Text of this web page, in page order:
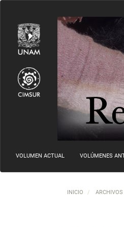
Contenido principal
Barra lateral
VOLUMEN ACTUAL VOLÚMENES
INICIO ARCHIVOS